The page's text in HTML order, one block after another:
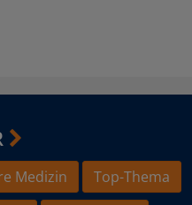
Medizin
Top-Thema